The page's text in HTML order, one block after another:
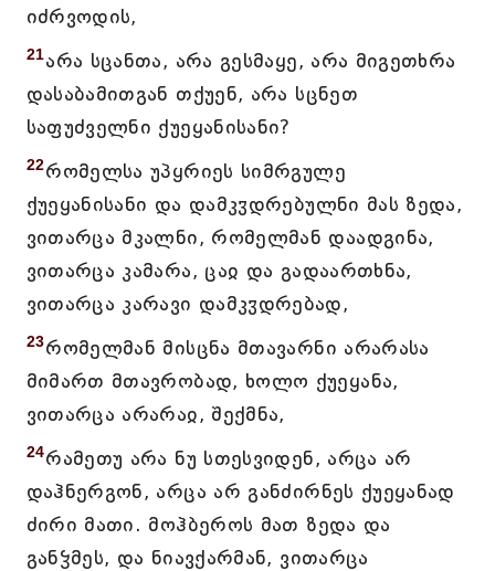
იძრვოდის,
21არა სცანთა, არა გესმაყე, არა მიგეთხრა
დასაბამითგან თქუენ, არა სცნეთ
საფუძველნი ქუეყანისანი?
22რომელსა უპყრიეს სიმრგულე
ქუეყანისანი და დამკჳდრებულნი მას ზედა,
ვითარცა მკალნი, რომელმან დაადგინა,
ვითარცა კამარა, ცაჲ და გადაართხნა,
ვითარცა კარავი დამკჳდრებად,
23რომელმან მისცნა მთავარნი არარასა
მიმართ მთავრობად, ხოლო ქუეყანა,
ვითარცა არარაჲ, შექმნა,
24რამეთუ არა ნუ სთესვიდენ, არცა არ
დაჰნერგონ, არცა არ განძირნეს ქუეყანად
ძირი მათი. მოჰბეროს მათ ზედა და
განჴმეს, და ნიავქარმან, ვითარცა